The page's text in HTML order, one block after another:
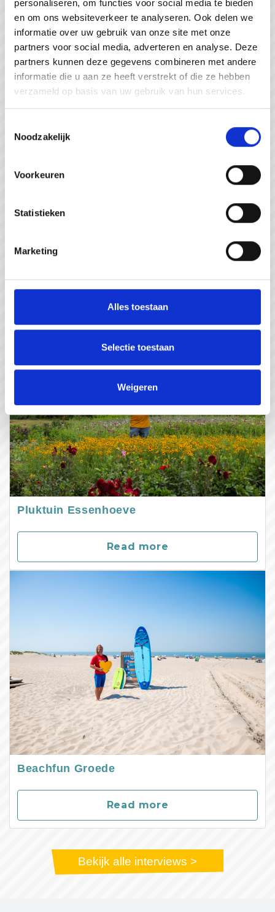
personaliseren, om functies voor social media te bieden
en om ons websiteverkeer te analyseren. Ook delen we
informatie over uw gebruik van onze site met onze
partners voor social media, adverteren en analyse. Deze
partners kunnen deze gegevens combineren met andere
informatie die u aan ze heeft verstrekt of die ze hebben
verzameld op basis van uw gebruik van hun services.
Noodzakelijk
Voorkeuren
Statistieken
Marketing
Alles toestaan
Selectie toestaan
Weigeren
#WeZienJeHierGraag
Strandpaviljoen de Piraat Cadzand
Read more
Pluktuin Essenhoeve
Read more
Beachfun Groede
Read more
Bekijk alle interviews >